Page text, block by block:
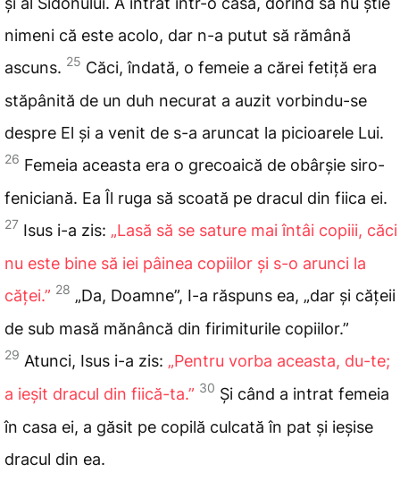
nimeni că este acolo, dar n-a putut să rămână
ascuns. 25 Căci, îndată, o femeie a cărei fetiță era
stăpânită de un duh necurat a auzit vorbindu-se
despre El și a venit de s-a aruncat la picioarele Lui.
26 Femeia aceasta era o grecoaică de obârșie siro-
feniciană. Ea Îl ruga să scoată pe dracul din fiica ei.
27 Isus i-a zis: „Lasă să se sature mai întâi copiii, căci
nu este bine să iei pâinea copiilor și s-o arunci la
căței.” 28 „Da, Doamne”, I-a răspuns ea, „dar și cățeii
de sub masă mănâncă din firimiturile copiilor.”
29 Atunci, Isus i-a zis: „Pentru vorba aceasta, du-te;
a ieșit dracul din fiică-ta.” 30 Și când a intrat femeia
în casa ei, a găsit pe copilă culcată în pat și ieșise
dracul din ea.